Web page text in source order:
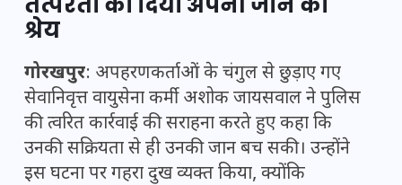
श्रेय
गोरखपुर: अपहरणकर्ताओं के चंगुल से छुड़ाए गए
सेवानिवृत्त वायुसेना कर्मी अशोक जायसवाल ने पुलिस
की त्वरित कार्रवाई की सराहना करते हुए कहा कि
उनकी सक्रियता से ही उनकी जान बच सकी। उन्होंने
इस घटना पर गहरा दुख व्यक्त किया, क्योंकि